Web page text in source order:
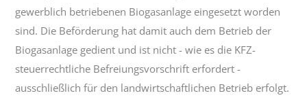
gewerblich betriebenen Biogasanlage eingesetzt worden
sind. Die Beförderung hat damit auch dem Betrieb der
Biogasanlage gedient und ist nicht - wie es die KFZ-
steuerrechtliche Befreiungsvorschrift erfordert -
ausschließlich für den landwirtschaftlichen Betrieb erfolgt.